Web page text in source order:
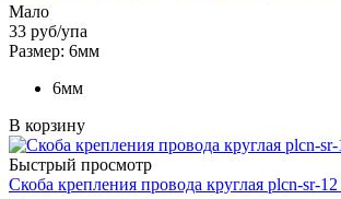
Мало
33 руб/упа
Размер: 6мм
6мм
В корзину
Быстрый просмотр
Скоба крепления провода круглая plcn-sr-